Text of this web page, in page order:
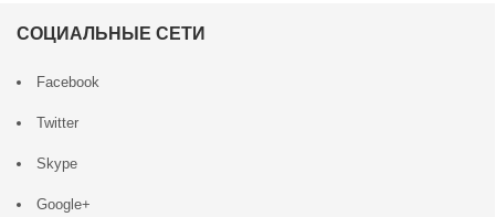
СОЦИАЛЬНЫЕ СЕТИ
Facebook
Twitter
Skype
Google+